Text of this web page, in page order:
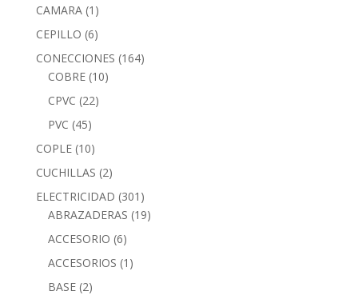
CAMARA (1)
CEPILLO (6)
CONECCIONES (164)
COBRE (10)
CPVC (22)
PVC (45)
COPLE (10)
CUCHILLAS (2)
ELECTRICIDAD (301)
ABRAZADERAS (19)
ACCESORIO (6)
ACCESORIOS (1)
BASE (2)